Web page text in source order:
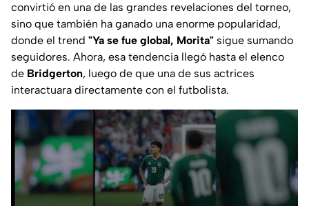
convirtió en una de las grandes revelaciones del torneo,
sino que también ha ganado una enorme popularidad,
donde el trend "Ya se fue global, Morita" sigue sumando
seguidores. Ahora, esa tendencia llegó hasta el elenco
de Bridgerton, luego de que una de sus actrices
interactuara directamente con el futbolista.